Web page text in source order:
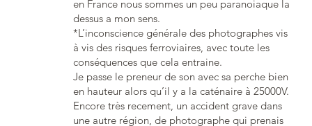
en France nous sommes un peu paranoiaque la
dessus a mon sens.
*L’inconscience générale des photographes vis
à vis des risques ferroviaires, avec toute les
conséquences que cela entraine.
Je passe le preneur de son avec sa perche bien
en hauteur alors qu’il y a la caténaire à 25000V.
Encore très recement, un accident grave dans
une autre région, de photographe qui prenais